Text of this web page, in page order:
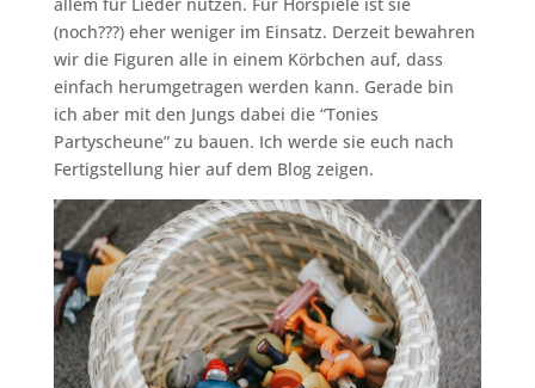
(noch???) eher weniger im Einsatz. Derzeit bewahren
wir die Figuren alle in einem Körbchen auf, dass
einfach herumgetragen werden kann. Gerade bin
ich aber mit den Jungs dabei die “Tonies
Partyscheune” zu bauen. Ich werde sie euch nach
Fertigstellung hier auf dem Blog zeigen.